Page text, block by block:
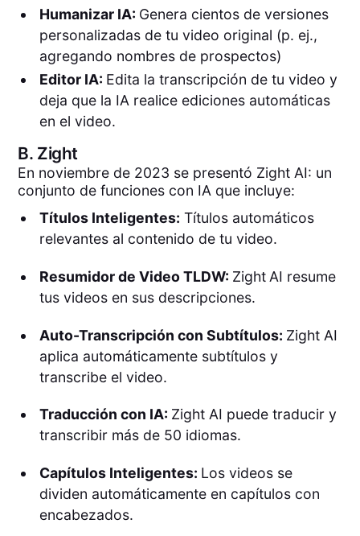
Humanizar IA: Genera cientos de versiones
personalizadas de tu video original (p. ej.,
agregando nombres de prospectos)
Editor IA: Edita la transcripción de tu video y
deja que la IA realice ediciones automáticas
en el video.
B. Zight
En noviembre de 2023 se presentó Zight AI: un
conjunto de funciones con IA que incluye:
Títulos Inteligentes: Títulos automáticos
relevantes al contenido de tu video.
Resumidor de Video TLDW: Zight AI resume
tus videos en sus descripciones.
Auto-Transcripción con Subtítulos: Zight AI
aplica automáticamente subtítulos y
transcribe el video.
Traducción con IA: Zight AI puede traducir y
transcribir más de 50 idiomas.
Capítulos Inteligentes: Los videos se
dividen automáticamente en capítulos con
encabezados.